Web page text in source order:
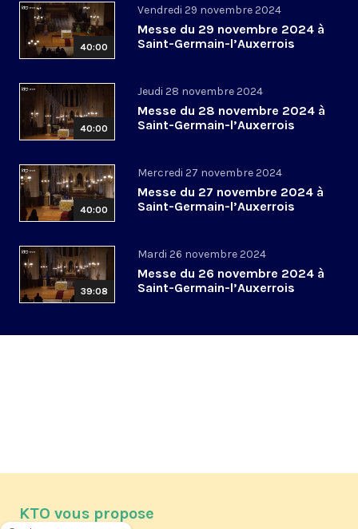
40:00
Vendredi 29 novembre 2024
Messe du 29 novembre 2024 à
Saint-Germain-l’Auxerrois
40:00
Jeudi 28 novembre 2024
Messe du 28 novembre 2024 à
Saint-Germain-l’Auxerrois
40:00
Mercredi 27 novembre 2024
Messe du 27 novembre 2024 à
Saint-Germain-l’Auxerrois
39:08
Mardi 26 novembre 2024
Messe du 26 novembre 2024 à
Saint-Germain-l’Auxerrois
KTO vous propose